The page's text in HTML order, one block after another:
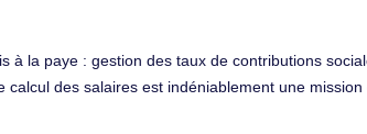
la paye : gestion des taux de contributions
des salaires est indéniablement une mission